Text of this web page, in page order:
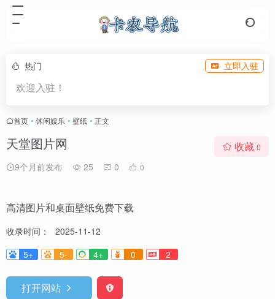
热门 立即入驻
欢迎入驻！
首页 • 休闲娱乐 • 壁纸 • 正文
天堂图片网
9个月前发布 25 0 0
收藏 0
高清图片和桌面壁纸免费下载
收录时间：
2025-11-12
5+
5- 4+ 0 2
打开网站